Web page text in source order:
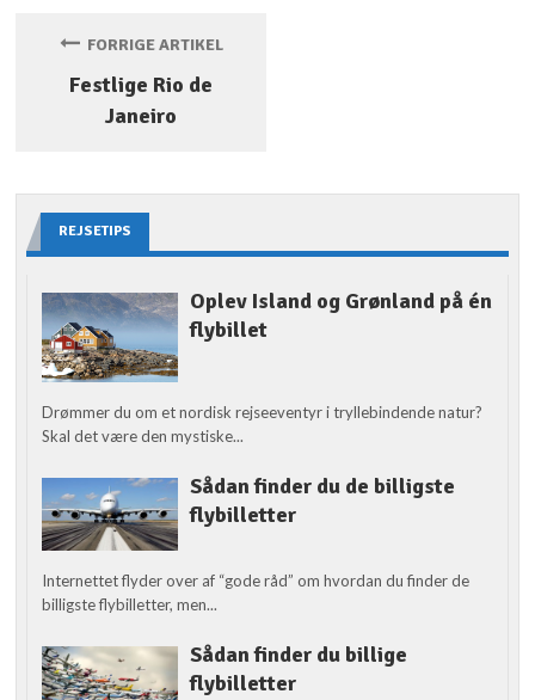
FORRIGE ARTIKEL
Festlige Rio de
Janeiro
REJSETIPS
Oplev Island og Grønland på én
flybillet
Drømmer du om et nordisk rejseeventyr i tryllebindende natur?
Skal det være den mystiske...
Sådan finder du de billigste
flybilletter
Internettet flyder over af “gode råd” om hvordan du finder de
billigste flybilletter, men...
Sådan finder du billige
flybilletter